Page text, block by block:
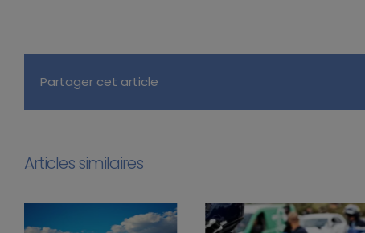
Partager cet article
Articles similaires